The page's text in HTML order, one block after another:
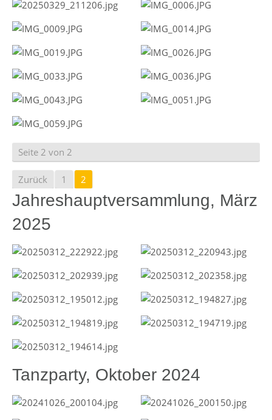
Seite 2 von 2
Zurück 1 2
Jahreshauptversammlung, März
2025
Tanzparty, Oktober 2024